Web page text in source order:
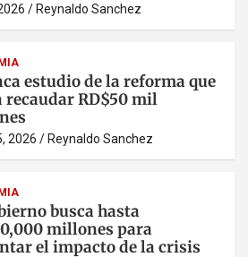
Reynaldo Sanchez
estudio de la reforma que
recaudar RD$50 mil
2026 Reynaldo Sanchez
busca hasta
millones para
el impacto de la crisis